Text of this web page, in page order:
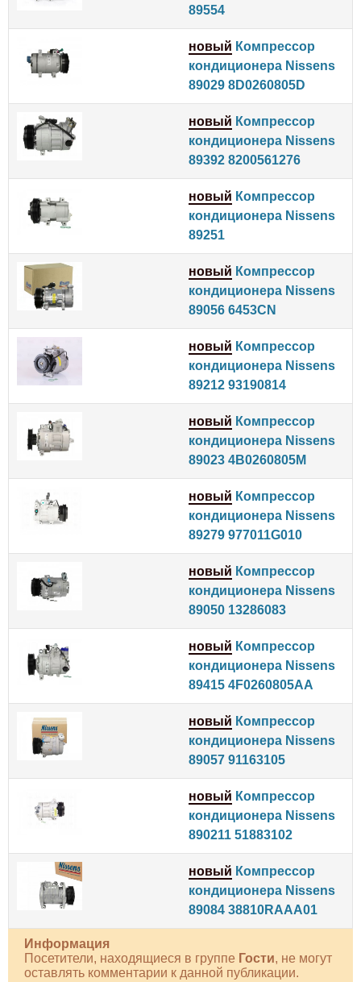
89554
новый Компрессор
кондиционера Nissens
89029 8D0260805D
новый Компрессор
кондиционера Nissens
89392 8200561276
новый Компрессор
кондиционера Nissens
89251
новый Компрессор
кондиционера Nissens
89056 6453CN
новый Компрессор
кондиционера Nissens
89212 93190814
новый Компрессор
кондиционера Nissens
89023 4B0260805M
новый Компрессор
кондиционера Nissens
89279 977011G010
новый Компрессор
кондиционера Nissens
89050 13286083
новый Компрессор
кондиционера Nissens
89415 4F0260805AA
новый Компрессор
кондиционера Nissens
89057 91163105
новый Компрессор
кондиционера Nissens
890211 51883102
новый Компрессор
кондиционера Nissens
89084 38810RAAA01
Информация
Посетители, находящиеся в группе Гости, не могут
оставлять комментарии к данной публикации.